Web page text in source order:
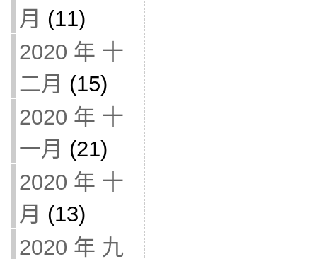
月 (11)
2020 年 十
二月 (15)
2020 年 十
一月 (21)
2020 年 十
月 (13)
2020 年 九